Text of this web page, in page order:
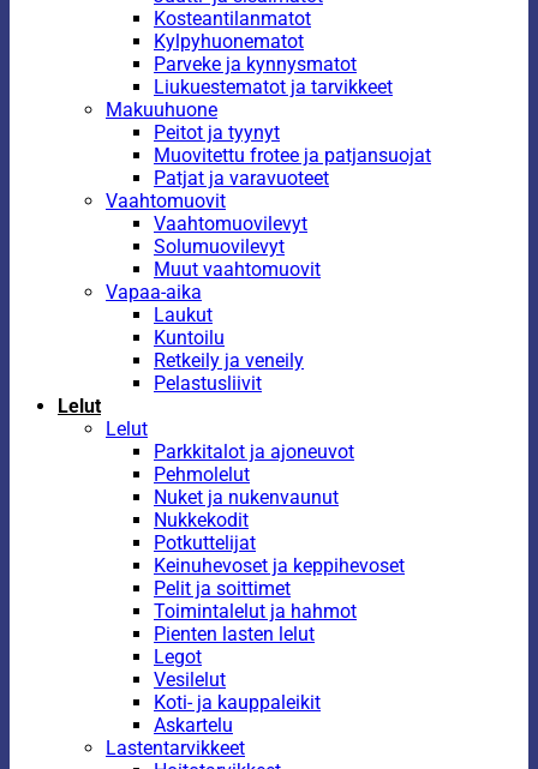
Kosteantilanmatot
Kylpyhuonematot
Parveke ja kynnysmatot
Liukuestematot ja tarvikkeet
Makuuhuone
Peitot ja tyynyt
Muovitettu frotee ja patjansuojat
Patjat ja varavuoteet
Vaahtomuovit
Vaahtomuovilevyt
Solumuovilevyt
Muut vaahtomuovit
Vapaa-aika
Laukut
Kuntoilu
Retkeily ja veneily
Pelastusliivit
Lelut
Lelut
Parkkitalot ja ajoneuvot
Pehmolelut
Nuket ja nukenvaunut
Nukkekodit
Potkuttelijat
Keinuhevoset ja keppihevoset
Pelit ja soittimet
Toimintalelut ja hahmot
Pienten lasten lelut
Legot
Vesilelut
Koti- ja kauppaleikit
Askartelu
Lastentarvikkeet